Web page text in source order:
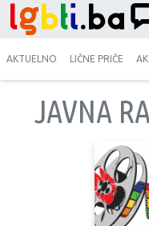
AKTUELNO LIČNE PRIČE
JAVNA